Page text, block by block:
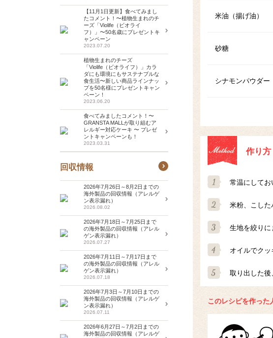
米油（揚げ油）
砂糖
シナモンパウダー
作り方
常温にしてお
米粉、こした
生地を絞りに
オイルでクッ
取り出した後
このレシピを作った
【11月1日更新】食べてみまし
たコメント！〜植物生まれのチ
ーズ「Violife（ビオライ
フ）」〜50名歳にプレゼントキ
ャンペーン
2023.07.20
植物生まれのチーズ
「Violife（ビオライフ）」カラ
ダにも環境にもサステナブルな
食生活〜新しい商品ラインナッ
プを50名様にプレゼントキャン
ペーン！
2023.06.20
食べてみましたコメント！〜
GRANSTA MALLが取り組むア
レルギー対応ケーキ 〜 プレゼ
ントキャンペーンも！
2023.03.31
回収情報
2026年7月26日～8月2日までの
海外製品の回収情報（アレルゲ
ン表示漏れ）
2026.08.02
2026年7月18日～7月25日まで
の海外製品の回収情報（アレル
ゲン表示漏れ）
2026.07.27
2026年7月11日～7月17日まで
の海外製品の回収情報（アレル
ゲン表示漏れ）
2026.07.18
2026年7月3日～7月10日までの
海外製品の回収情報（アレルゲ
ン表示漏れ）
2026.07.11
2026年6月27日～7月2日までの
海外製品の回収情報（アレルゲ